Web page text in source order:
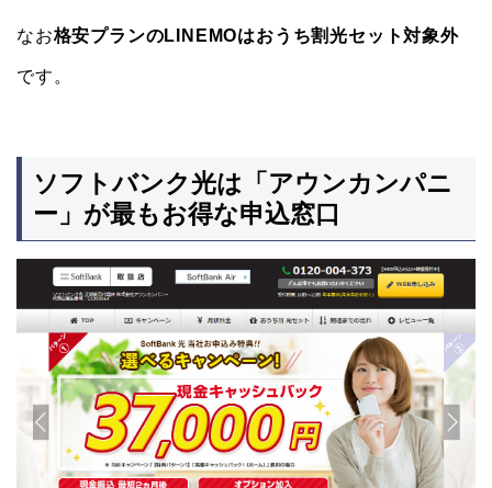
なお格安プランのLINEMOはおうち割光セット対象外
です。
ソフトバンク光は「アウンカンパニ
ー」が最もお得な申込窓口